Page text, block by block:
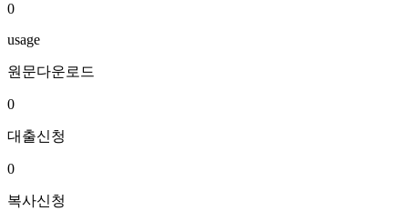
0
usage
원문다운로드
0
대출신청
0
복사신청